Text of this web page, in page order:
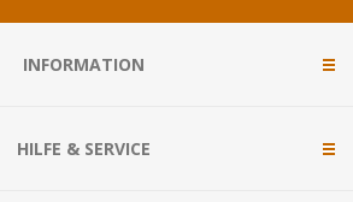
INFORMATION
HILFE & SERVICE